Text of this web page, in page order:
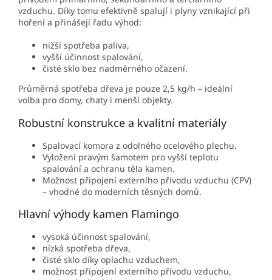
vzduchu. Díky tomu efektivně spalují i plyny vznikající při
hoření a přinášejí řadu výhod:
nižší spotřeba paliva,
vyšší účinnost spalování,
čisté sklo bez nadměrného očazení.
Průměrná spotřeba dřeva je pouze 2,5 kg/h – ideální
volba pro domy, chaty i menší objekty.
Robustní konstrukce a kvalitní materiály
Spalovací komora z odolného ocelového plechu.
Vyložení pravým šamotem pro vyšší teplotu
spalování a ochranu těla kamen.
Možnost připojení externího přívodu vzduchu (CPV)
– vhodné do moderních těsných domů.
Hlavní výhody kamen Flamingo
vysoká účinnost spalování,
nízká spotřeba dřeva,
čisté sklo díky oplachu vzduchem,
možnost připojení externího přívodu vzduchu,